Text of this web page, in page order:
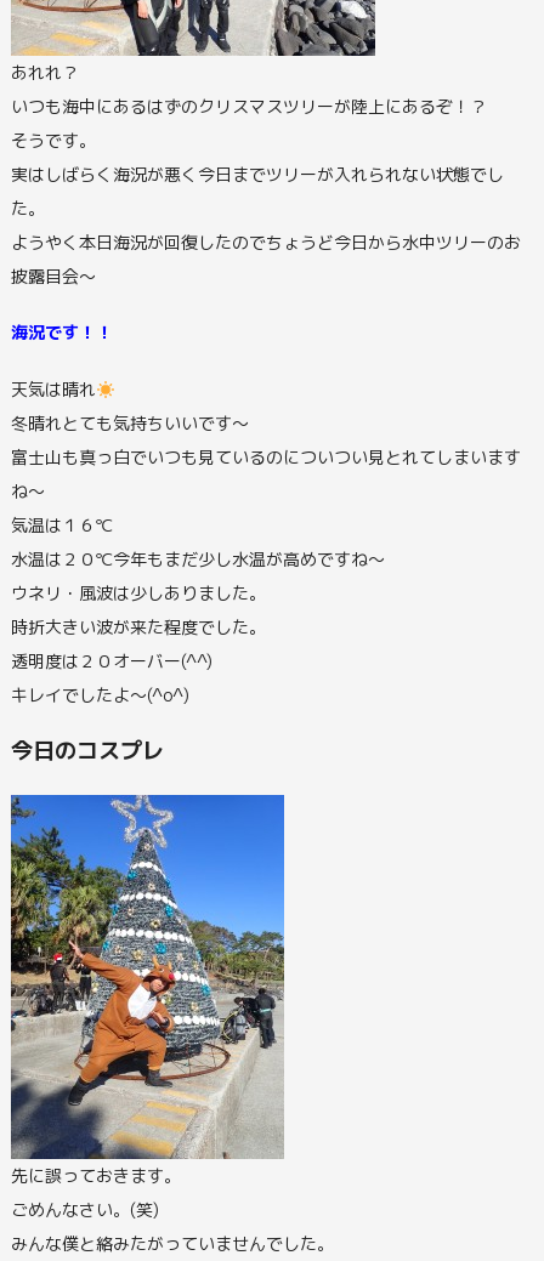
あれれ？
いつも海中にあるはずのクリスマスツリーが陸上にあるぞ！？
そうです。
実はしばらく海況が悪く今日までツリーが入れられない状態でし
た。
ようやく本日海況が回復したのでちょうど今日から水中ツリーのお
披露目会～
海況です！！
天気は晴れ
冬晴れとても気持ちいいです～
富士山も真っ白でいつも見ているのについつい見とれてしまいます
ね～
気温は１６℃
水温は２０℃今年もまだ少し水温が高めですね～
ウネリ・風波は少しありました。
時折大きい波が来た程度でした。
透明度は２０オーバー(^^)
キレイでしたよ～(^o^)
今日のコスプレ
先に誤っておきます。
ごめんなさい。(笑)
みんな僕と絡みたがっていませんでした。